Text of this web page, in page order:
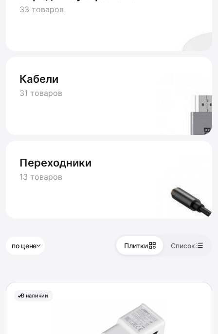
33 товаров
Кабели
31 товаров
Переходники
13 товаров
по цене Плитки Список
В наличии